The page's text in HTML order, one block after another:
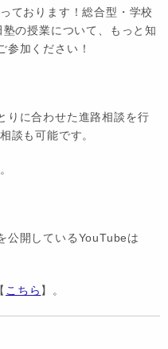
ております！総合型・学校
の授業について、もっと知
参加ください！
りに合わせた進路相談を行
談も可能です。
公開しているYouTubeは
こちら 】。